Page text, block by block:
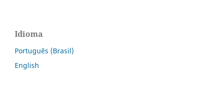
Idioma
Português (Brasil)
English